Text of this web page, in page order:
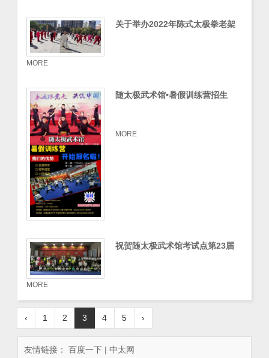
关于举办2022年陈式太极拳老架
MORE
随太极武术馆•暑假训练营招生
MORE
祝贺随太极武术馆考试点第23届
MORE
‹ 1 2 3 4 5 ›
友情链接： 百度一下 | 中太网